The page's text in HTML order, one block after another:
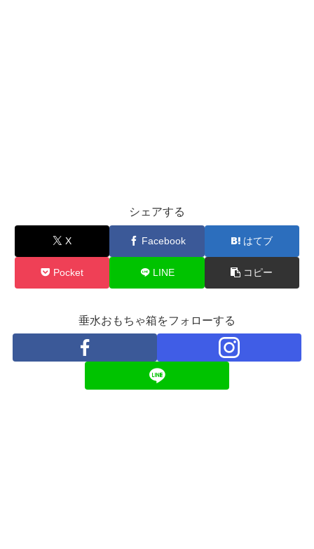
シェアする
X Facebook はてブ
Pocket LINE コピー
垂水おもちゃ箱をフォローする